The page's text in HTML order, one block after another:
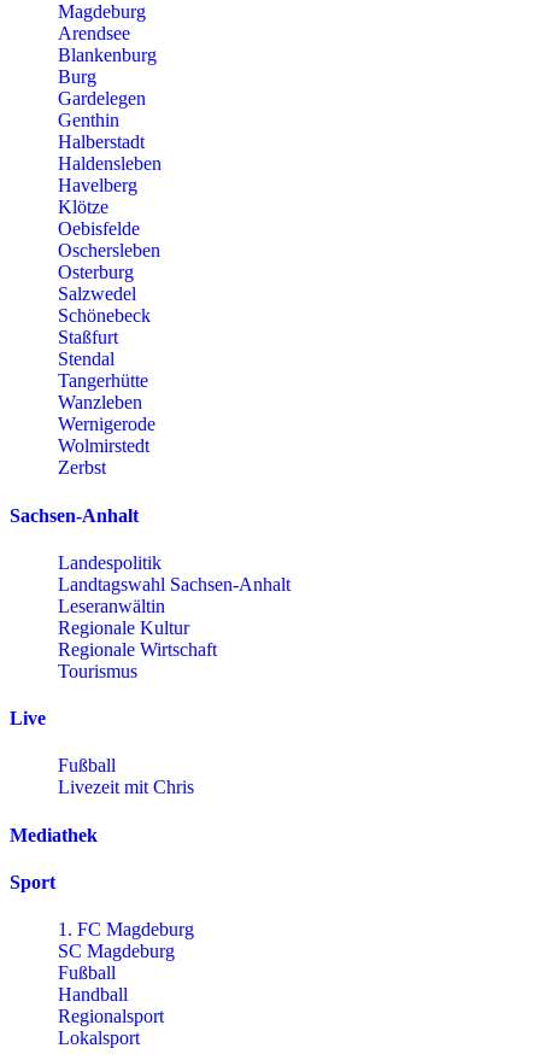
Magdeburg
Arendsee
Blankenburg
Burg
Gardelegen
Genthin
Halberstadt
Haldensleben
Havelberg
Klötze
Oebisfelde
Oschersleben
Osterburg
Salzwedel
Schönebeck
Staßfurt
Stendal
Tangerhütte
Wanzleben
Wernigerode
Wolmirstedt
Zerbst
Sachsen-Anhalt
Landespolitik
Landtagswahl Sachsen-Anhalt
Leseranwältin
Regionale Kultur
Regionale Wirtschaft
Tourismus
Live
Fußball
Livezeit mit Chris
Mediathek
Sport
1. FC Magdeburg
SC Magdeburg
Fußball
Handball
Regionalsport
Lokalsport